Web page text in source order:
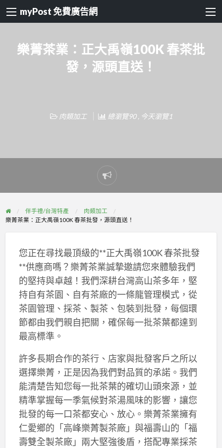
myPost 免費廣告網
樂菁茶業：正大禹嶺100K 春茶批
發，源頭直送！
肉類加工 總瀏覽90 , 今天瀏覽1
Report
problem
伴手禮/台灣特產
肉類加工
樂菁茶業：正大禹嶺100K 春茶批發，源頭直送！
您正在尋找最頂級的**正大禹嶺100K 春茶批發
**供應商嗎？樂菁茶業誠摯邀請您來體驗我們
的堅持與卓越！我們深耕台灣高山茶多年，堅
持自有茶園、自有茶廠的一條龍管理模式，從
茶園管理、採茶、製茶、包裝到批發，每個環
節都由我們親自把關，確保每一批茶葉都達到
最高標準。
許多長期合作的茶行、店家與批發客戶之所以
選擇樂菁，正是因為我們對品質的承諾。我們
能清楚告知您每一批茶葉的確切山頭來源，並
精準掌握每一季氣候對茶湯風味的影響，讓您
批發的每一口茶都安心、放心。樂菁茶業擁有
仁愛鄉的「高峰樂菁製茶廠」與福壽山的「福
壽雙全製茶廠」兩大堅強後盾，搭配專業採茶